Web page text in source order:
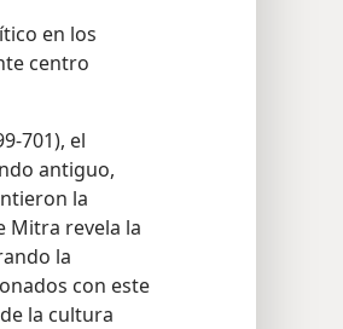
en los
centro
701), el
antiguo,
la
Mitra revela la
la
con este
la cultura